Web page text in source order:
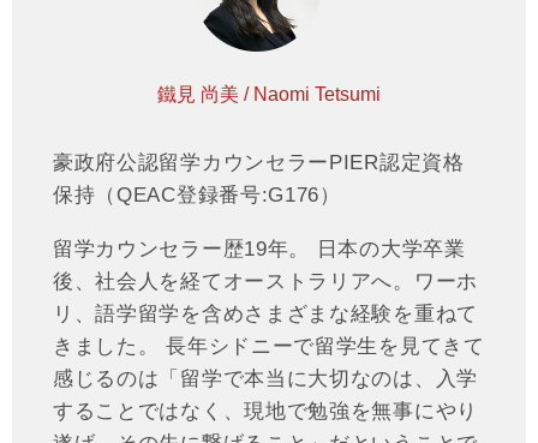
鐵見 尚美 / Naomi Tetsumi
豪政府公認留学カウンセラーPIER認定資格
保持（QEAC登録番号:G176）
留学カウンセラー歴19年。 日本の大学卒業
後、社会人を経てオーストラリアへ。ワーホ
リ、語学留学を含めさまざまな経験を重ねて
きました。 長年シドニーで留学生を見てきて
感じるのは「留学で本当に大切なのは、入学
することではなく、現地で勉強を無事にやり